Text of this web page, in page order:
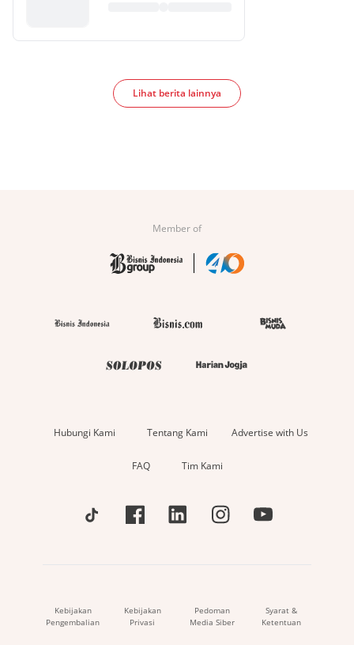
Lihat berita lainnya
Member of
Hubungi Kami Tentang Kami Advertise with Us
FAQ Tim Kami
Kebijakan
Pengembalian
Kebijakan
Privasi
Pedoman
Media Siber
Syarat &
Ketentuan